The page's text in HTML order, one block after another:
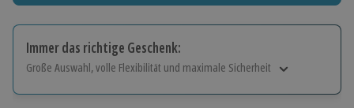
Immer das richtige Geschenk:
Große Auswahl, volle Flexibilität und maximale Sicherheit